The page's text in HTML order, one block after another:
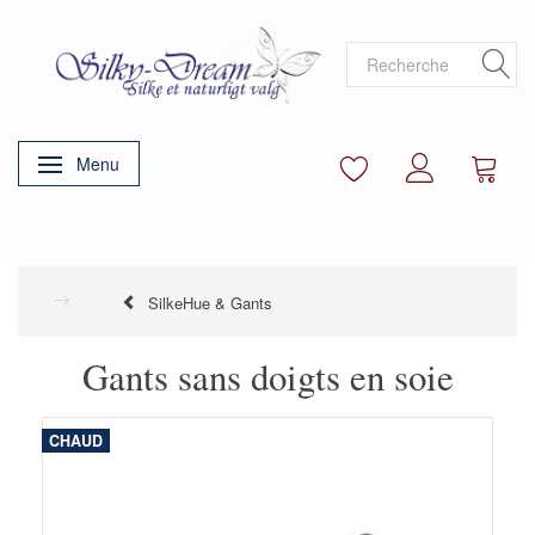
Basculer la navigation
Menu
SilkeHue & Gants
Gants sans doigts en soie
CHAUD